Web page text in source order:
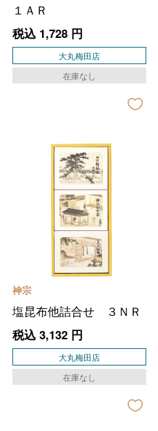
１ＡＲ
税込 1,728円
大丸梅田店
在庫なし
神宗
塩昆布他詰合せ ３ＮＲ
税込 3,132円
大丸梅田店
在庫なし